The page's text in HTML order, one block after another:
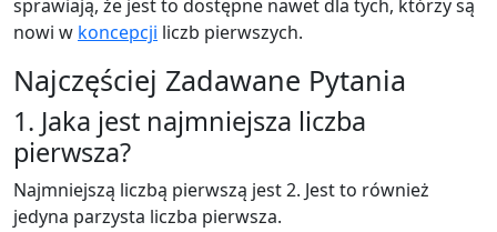
sprawiają, że jest to dostępne nawet dla tych, którzy są
nowi w koncepcji liczb pierwszych.
Najczęściej Zadawane Pytania
1. Jaka jest najmniejsza liczba
pierwsza?
Najmniejszą liczbą pierwszą jest 2. Jest to również
jedyna parzysta liczba pierwsza.